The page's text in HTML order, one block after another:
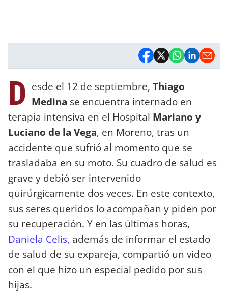
D esde el 12 de septiembre, Thiago
Medina se encuentra internado en
terapia intensiva en el Hospital Mariano y
Luciano de la Vega, en Moreno, tras un
accidente que sufrió al momento que se
trasladaba en su moto. Su cuadro de salud es
grave y debió ser intervenido
quirúrgicamente dos veces. En este contexto,
sus seres queridos lo acompañan y piden por
su recuperación. Y en las últimas horas,
Daniela Celis, además de informar el estado
de salud de su expareja, compartió un video
con el que hizo un especial pedido por sus
hijas.